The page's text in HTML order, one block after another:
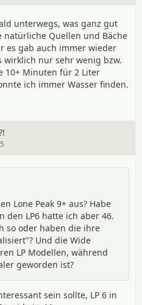
unterwegs, was ganz gut
natürliche Quellen und Bäche
es gab auch immer wieder
wirklich nur sehr wenig bzw.
10+ Minuten für 2 Liter
ich immer Wasser finden.
Lone Peak 9+ aus? Habe
den LP6 hatte ich aber 46.
so oder haben die ihre
Und die Wide
LP Modellen, während
geworden ist?
sein sollte, LP 6 in